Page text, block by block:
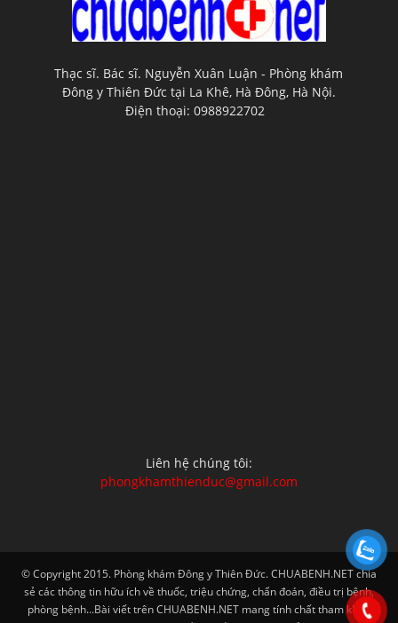
Thạc sĩ. Bác sĩ. Nguyễn Xuân Luận - Phòng khám
Đông y Thiên Đức tại La Khê, Hà Đông, Hà Nội.
Điện thoại: 0988922702
Liên hệ chúng tôi:
phongkhamthienduc@gmail.com
© Copyright 2015. Phòng khám Đông y Thiên Đức. CHUABENH.NET chia
sẻ các thông tin hữu ích về thuốc, triệu chứng, chẩn đoán, điều trị bệnh,
phòng bệnh...Bài viết trên CHUABENH.NET mang tính chất tham khảo